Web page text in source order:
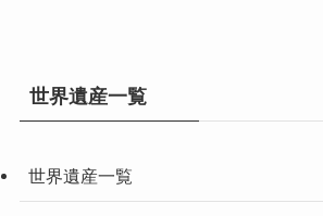
世界遺産一覧
世界遺産一覧